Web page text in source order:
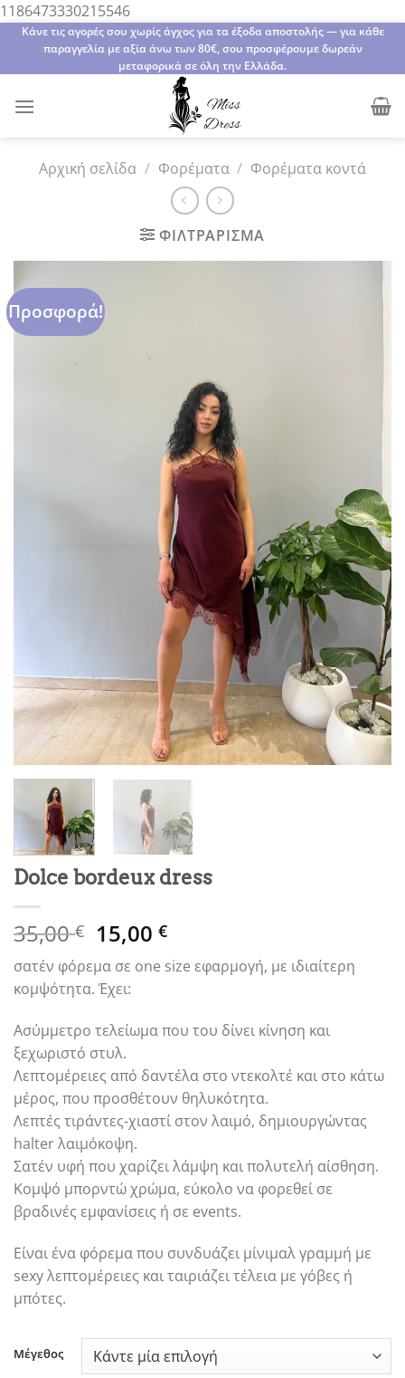
1186473330215546Μετάβαση
στο
περιεχόμενο
Κάνε τις αγορές σου χωρίς άγχος για τα έξοδα αποστολής — για κάθε
παραγγελία με αξία άνω των 80€, σου προσφέρουμε δωρεάν
μεταφορικά σε όλη την Ελλάδα.
Αρχική σελίδα / Φορέματα / Φορέματα κοντά
ΦΙΛΤΡΆΡΙΣΜΑ
Προσφορά!
Dolce bordeux dress
35,00€ Original
price
was:
35,00 €.
15,00€Η
τρέχουσα
τιμή
15,00 €.
σατέν φόρεμα σε one size εφαρμογή, με ιδιαίτερη
κομψότητα. Έχει:
Ασύμμετρο τελείωμα που του δίνει κίνηση και
ξεχωριστό στυλ.
Λεπτομέρειες από δαντέλα στο ντεκολτέ και στο κάτω
μέρος, που προσθέτουν θηλυκότητα.
Λεπτές τιράντες-χιαστί στον λαιμό, δημιουργώντας
halter λαιμόκοψη.
Σατέν υφή που χαρίζει λάμψη και πολυτελή αίσθηση.
Κομψό μπορντώ χρώμα, εύκολο να φορεθεί σε
βραδινές εμφανίσεις ή σε events.
Είναι ένα φόρεμα που συνδυάζει μίνιμαλ γραμμή με
sexy λεπτομέρειες και ταιριάζει τέλεια με γόβες ή
μπότες.
Μέγεθος